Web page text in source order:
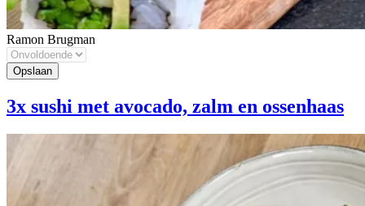
Ramon Brugman
3x sushi met avocado, zalm en ossenhaas